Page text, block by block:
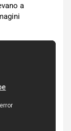
a